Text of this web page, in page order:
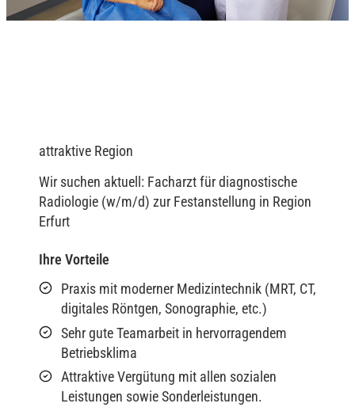
attraktive Region
Wir suchen aktuell: Facharzt für diagnostische
Radiologie (w/m/d) zur Festanstellung in Region
Erfurt
Ihre Vorteile
Praxis mit moderner Medizintechnik (MRT, CT,
digitales Röntgen, Sonographie, etc.)
Sehr gute Teamarbeit in hervorragendem
Betriebsklima
Attraktive Vergütung mit allen sozialen
Leistungen sowie Sonderleistungen.